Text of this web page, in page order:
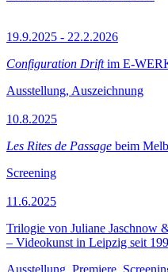
19.9.2025 - 22.2.2026
Configuration Driftim E-
Ausstellung, Auszeichnung
10.8.2025
Les Rites de Passage beim
Screening
11.6.2025
Trilogie von Juliane Jaschnow
– Videokunst in Leipzig seit
Ausstellung, Premiere,